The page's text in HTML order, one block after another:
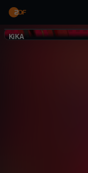
KiKA